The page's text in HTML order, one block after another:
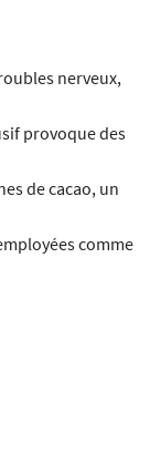
nerveux,
provoque des
de cacao, un
comme